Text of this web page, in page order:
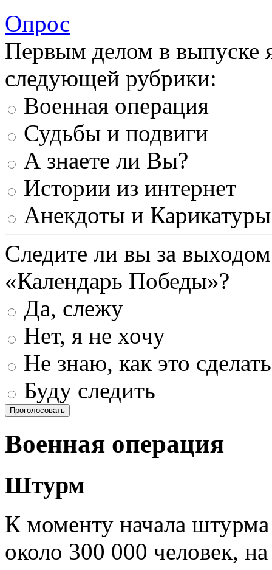
Опрос
Первым делом в выпуске
следующей рубрики:
Военная операция
Судьбы и подвиги
А знаете ли Вы?
Истории из интернет
Анекдоты и Карикатуры
Следите ли вы за
«Календарь Победы»?
Да, слежу
Нет, я не хочу
Не знаю, как это сделать
Буду следить
Проголосовать
Военная операция
Штурм
К моменту начала
около 300 000 человек,